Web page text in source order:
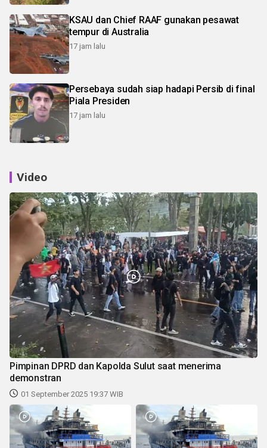
KSAU dan Chief RAAF gunakan pesawat
tempur di Australia
17 jam lalu
Persebaya sudah siap hadapi Persib di final
Piala Presiden
17 jam lalu
Video
Pimpinan DPRD dan Kapolda Sulut saat menerima
demonstran
01 September 2025 19:37 WIB